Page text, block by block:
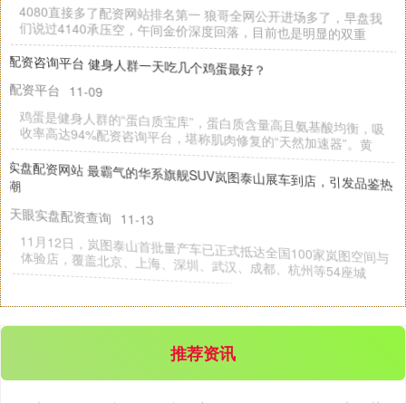
4080直接多了配资网站排名第一 狼哥全网公开进场多了，早盘我
们说过4140承压空，午间金价深度回落，目前也是明显的双重
配资咨询平台 健身人群一天吃几个鸡蛋最好？
配资平台 11-09
鸡蛋是健身人群的“蛋白质宝库”，蛋白质含量高且氨基酸均衡，吸
收率高达94%配资咨询平台，堪称肌肉修复的“天然加速器”。黄
实盘配资网站 最霸气的华系旗舰SUV岚图泰山展车到店，引发品鉴热
潮
天眼实盘配资查询 11-13
11月12日，岚图泰山首批量产车已正式抵达全国100家岚图空间与
体验店，覆盖北京、上海、深圳、武汉、成都、杭州等54座城
推荐资讯